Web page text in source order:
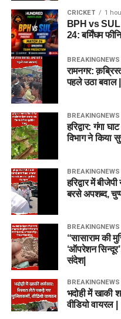
CRICKET 1
BPH vs
24: बर्मिंघम
BREAKINGNEWS
रामनगर:
पहले उठा बवाल |
BREAKINGNEWS
हरिद्वार: गंगा
विभाग ने किया
BREAKINGNEWS
हरिद्वार में
बरसे अपशब्द,
BREAKINGNEWS
“सासाराम की
‘ऑपरेशन
संदेश|
BREAKINGNEWS
भदोही में खाकी
वीडियो वायरल |